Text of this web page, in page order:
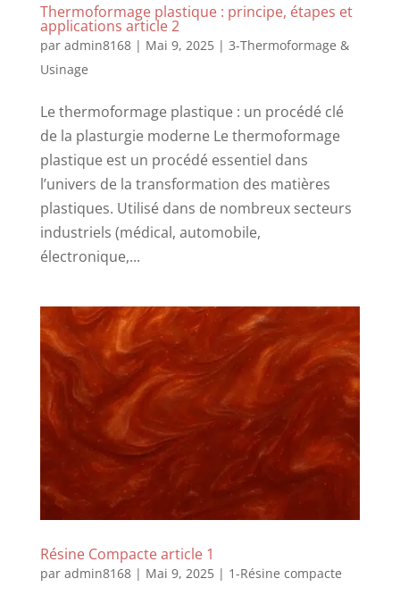
Thermoformage plastique : principe, étapes et
applications article 2
par admin8168| Mai 9, 2025| 3-Thermoformage &
Usinage
Le thermoformage plastique : un procédé clé
de la plasturgie moderne Le thermoformage
plastique est un procédé essentiel dans
l’univers de la transformation des matières
plastiques. Utilisé dans de nombreux secteurs
industriels (médical, automobile,
électronique,...
Résine Compacte article 1
par admin8168| Mai 9, 2025| 1-Résine compacte